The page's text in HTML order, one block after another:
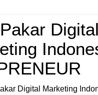
Digital
Digital Marketing